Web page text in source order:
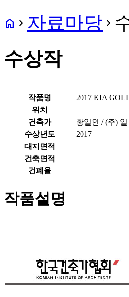
home navigate_next 자료마당 navigate_next
수상작
작품명
2017 KIA
위치
-
건축가
황일인 / (주)
수상년도
2017
대지면적
건축면적
건폐율
작품설명